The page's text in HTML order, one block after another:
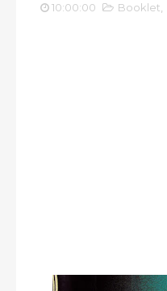
10:00:00 Booklet